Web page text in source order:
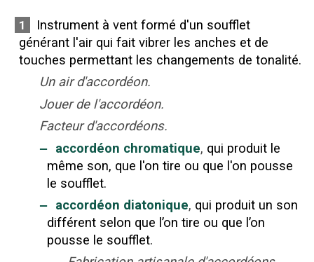
1
Instrument à vent formé d'un soufflet
générant l'air qui fait vibrer les anches et de
touches permettant les changements de tonalité.
Un air d'accordéon.
Jouer de l'accordéon.
Facteur d'accordéons.
‒ accordéon chromatique, qui produit le
même son, que l'on tire ou que l'on pousse
le soufflet.
‒ accordéon diatonique, qui produit un son
différent selon que l’on tire ou que l’on
pousse le soufflet.